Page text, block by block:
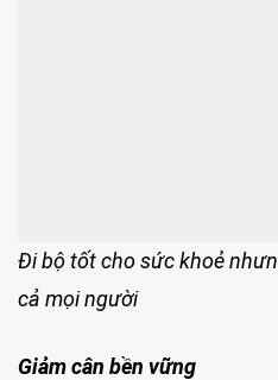
Đi bộ tốt cho sức khoẻ
cả mọi người
Giảm cân bền vững